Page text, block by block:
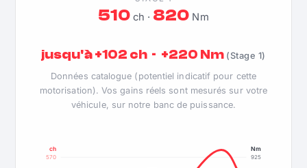
510ch · 820 Nm
jusqu'à +102 ch · +220 Nm (Stage 1)
Données catalogue (potentiel indicatif pour cette
motorisation). Vos gains réels sont mesurés sur votre
véhicule, sur notre banc de puissance.
570 925
ch Nm